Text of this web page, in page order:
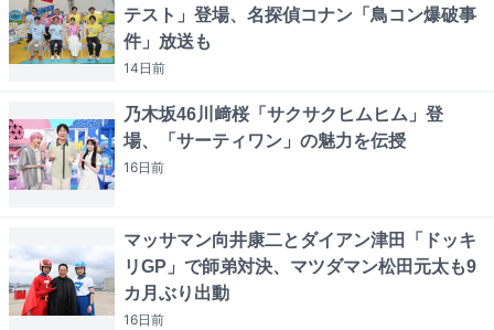
テスト」登場、名探偵コナン「鳥コン爆破事
件」放送も
14日前
乃木坂46川﨑桜「サクサクヒムヒム」登
場、「サーティワン」の魅力を伝授
16日前
マッサマン向井康二とダイアン津田「ドッキ
リGP」で師弟対決、マツダマン松田元太も9
カ月ぶり出動
16日前